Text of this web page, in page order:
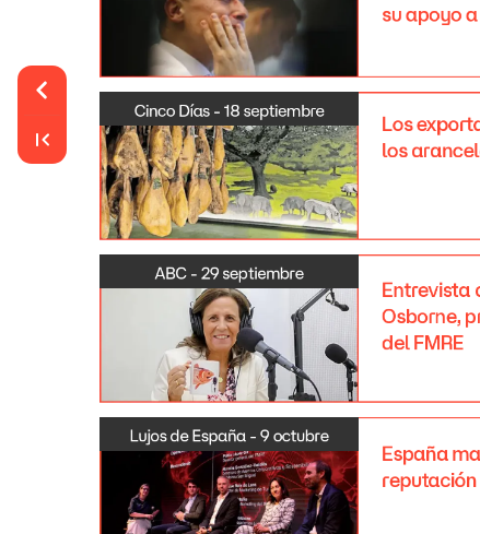
suapoyoa
Los
los
Cinco Días - 18 septiembre
Entrevista
Osborne,
del FMRE
ABC - 29 septiembre
España
reputación
Lujos de España - 9 octubre